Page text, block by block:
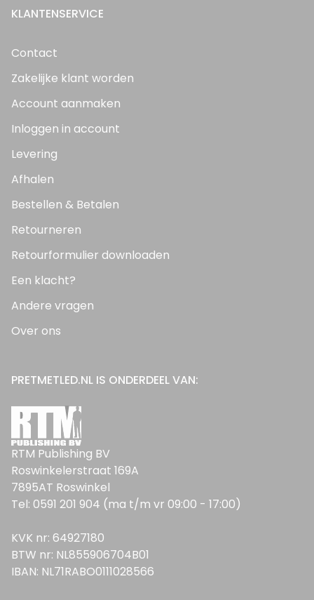
KLANTENSERVICE
Contact
Zakelijke klant worden
Account aanmaken
Inloggen in account
Levering
Afhalen
Bestellen & Betalen
Retourneren
Retourformulier downloaden
Een klacht?
Andere vragen
Over ons
PRETMETLED.NL IS ONDERDEEL VAN:
RTM Publishing BV
Roswinkelerstraat 169A
7895AT Roswinkel
Tel: 0591 201 904 (ma t/m vr 09:00 - 17:00)
KVK nr: 64927180
BTW nr: NL855906704B01
IBAN: NL71RABO0111028566